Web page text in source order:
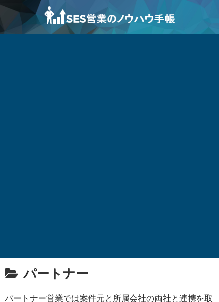
パートナー
パートナー営業では案件元と所属会社の両社と連携を取